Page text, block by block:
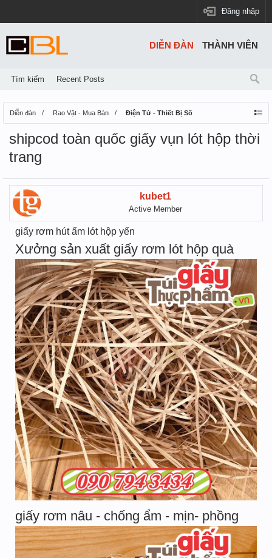
Đăng nhập
Diễn đàn Rao Vặt - Mua Bán Điện Tử - Thiết Bị Số
shipcod toàn quốc giấy vụn lót hộp thời
trang
kubet1
Active Member
giấy rơm hút ẩm lót hộp yến
Xưởng sản xuất giấy rơm lót hộp quà
giấy rơm nâu - chống ẩm - mịn- phồng
DIỄN ĐÀN
Tìm kiếm Recent Posts
THÀNH VIÊN